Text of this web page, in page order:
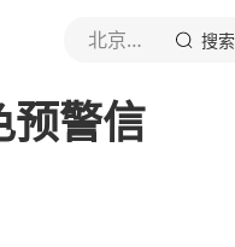
北京青年报官网 搜索
预警信